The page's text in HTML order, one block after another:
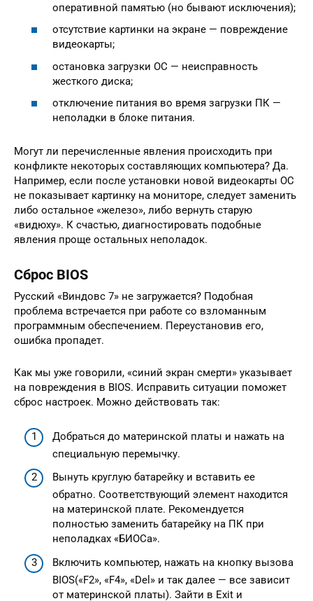
оперативной памятью (но бывают исключения);
отсутствие картинки на экране — повреждение
видеокарты;
остановка загрузки ОС — неисправность
жесткого диска;
отключение питания во время загрузки ПК —
неполадки в блоке питания.
Могут ли перечисленные явления происходить при
конфликте некоторых составляющих компьютера? Да.
Например, если после установки новой видеокарты ОС
не показывает картинку на мониторе, следует заменить
либо остальное «железо», либо вернуть старую
«видюху». К счастью, диагностировать подобные
явления проще остальных неполадок.
Сброс BIOS
Русский «Виндовс 7» не загружается? Подобная
проблема встречается при работе со взломанным
программным обеспечением. Переустановив его,
ошибка пропадет.
Как мы уже говорили, «синий экран смерти» указывает
на повреждения в BIOS. Исправить ситуации поможет
сброс настроек. Можно действовать так:
Добраться до материнской платы и нажать на
специальную перемычку.
Вынуть круглую батарейку и вставить ее
обратно. Соответствующий элемент находится
на материнской плате. Рекомендуется
полностью заменить батарейку на ПК при
неполадках «БИОСа».
Включить компьютер, нажать на кнопку вызова
BIOS(«F2», «F4», «Del» и так далее — все зависит
от материнской платы). Зайти в Exit и